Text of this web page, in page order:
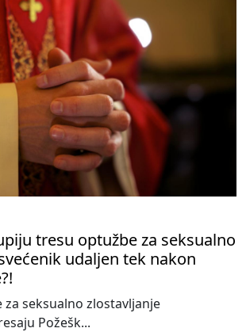
tresu optužbe za seksualno
udaljen tek nakon
seksualno zlostavljanje
Požešk...